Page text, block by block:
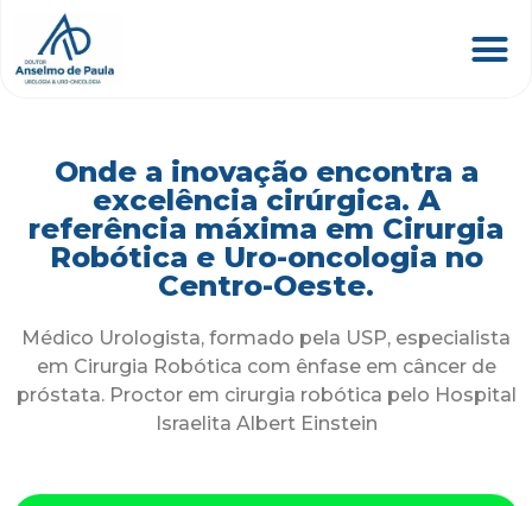
Onde a inovação encontra a
excelência cirúrgica. A
referência máxima em Cirurgia
Robótica e Uro-oncologia no
Centro-Oeste.
Médico Urologista, formado pela USP, especialista
em Cirurgia Robótica com ênfase em câncer de
próstata. Proctor em cirurgia robótica pelo Hospital
Israelita Albert Einstein